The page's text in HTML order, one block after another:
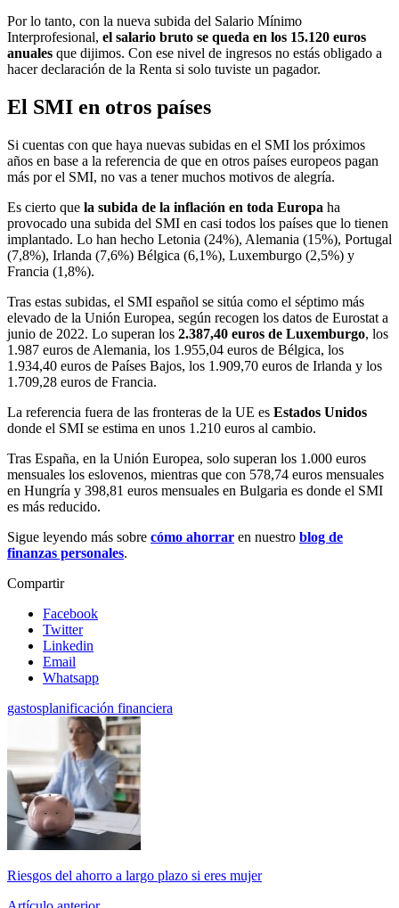
Por lo tanto, con la nueva subida del Salario Mínimo
Interprofesional, el salario bruto se queda en los 15.120 euros
anuales que dijimos. Con ese nivel de ingresos no estás obligado a
hacer declaración de la Renta si solo tuviste un pagador.
El SMI en otros países
Si cuentas con que haya nuevas subidas en el SMI los próximos
años en base a la referencia de que en otros países europeos pagan
más por el SMI, no vas a tener muchos motivos de alegría.
Es cierto que la subida de la inflación en toda Europa ha
provocado una subida del SMI en casi todos los países que lo tienen
implantado. Lo han hecho Letonia (24%), Alemania (15%), Portugal
(7,8%), Irlanda (7,6%) Bélgica (6,1%), Luxemburgo (2,5%) y
Francia (1,8%).
Tras estas subidas, el SMI español se sitúa como el séptimo más
elevado de la Unión Europea, según recogen los datos de Eurostat a
junio de 2022. Lo superan los 2.387,40 euros de Luxemburgo, los
1.987 euros de Alemania, los 1.955,04 euros de Bélgica, los
1.934,40 euros de Países Bajos, los 1.909,70 euros de Irlanda y los
1.709,28 euros de Francia.
La referencia fuera de las fronteras de la UE es Estados Unidos
donde el SMI se estima en unos 1.210 euros al cambio.
Tras España, en la Unión Europea, solo superan los 1.000 euros
mensuales los eslovenos, mientras que con 578,74 euros mensuales
en Hungría y 398,81 euros mensuales en Bulgaria es donde el SMI
es más reducido.
Sigue leyendo más sobre cómo ahorrar en nuestro blog de
finanzas personales.
Compartir
Facebook
Twitter
Linkedin
Email
Whatsapp
gastosplanificación financiera
Riesgos del ahorro a largo plazo si eres mujer